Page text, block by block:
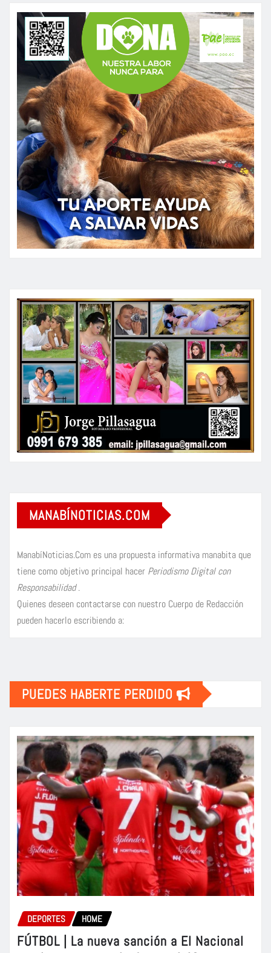
MANABÍNOTICIAS.COM
ManabíNoticias.Com es una propuesta informativa manabita que
tiene como objetivo principal hacer Periodismo Digital con
Responsabilidad.
Quienes deseen contactarse con nuestro Cuerpo de Redacción
pueden hacerlo escribiendo a:
PUEDES HABERTE PERDIDO
DEPORTES HOME
FÚTBOL | La nueva sanción a El Nacional